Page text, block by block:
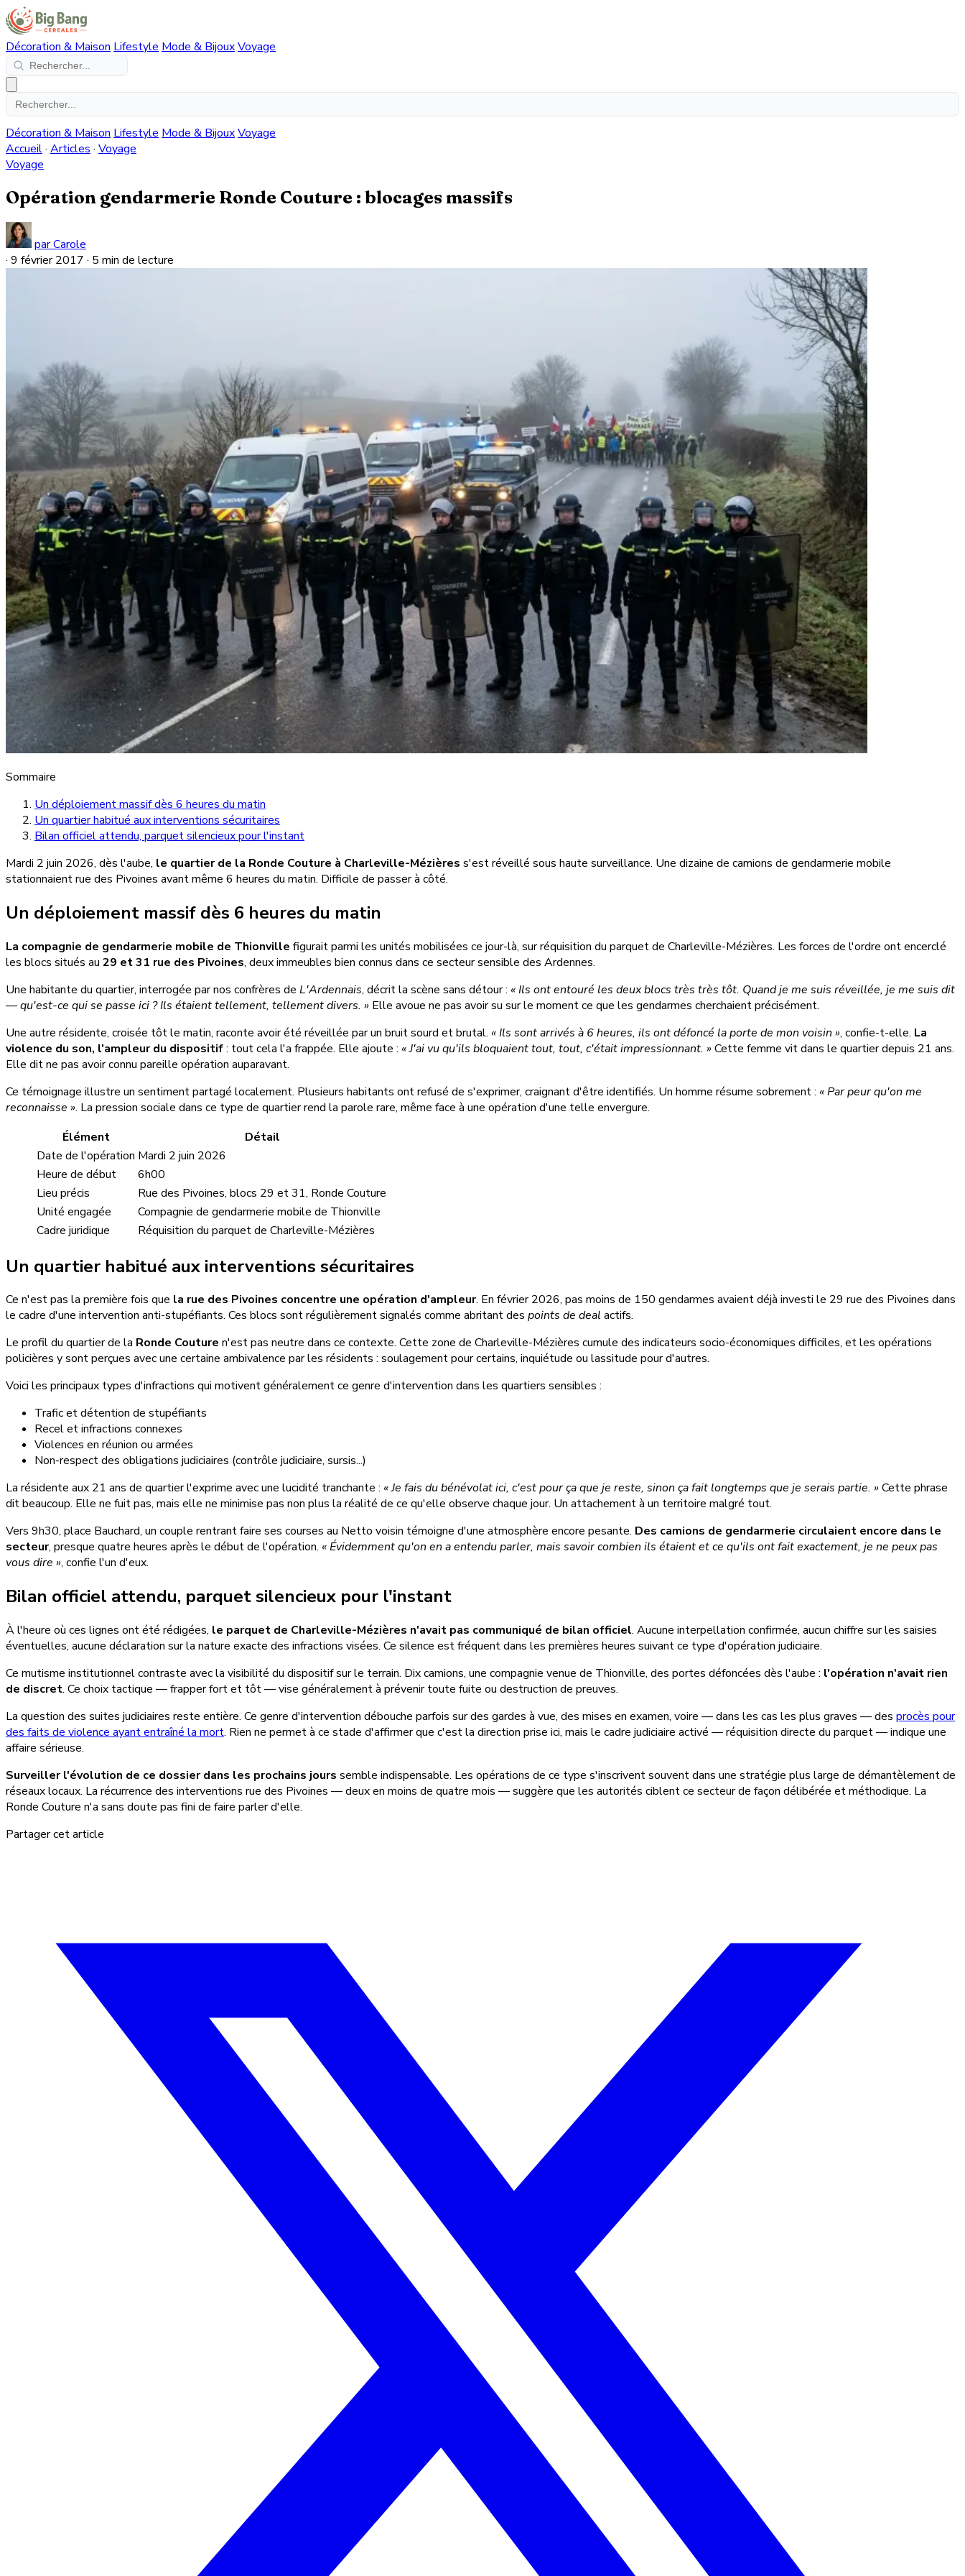
Décoration & Maison Lifestyle Mode & BijouxVoyage
Décoration & Maison Lifestyle Mode & BijouxVoyage
Accueil· Articles · Voyage
Voyage
Opération gendarmerie Ronde Couture : blocages massifs
par Carole
· 9 février 2017 · 5 min de lecture
Sommaire
Un déploiement massif dès 6 heures du matin
Un quartier habitué aux interventions sécuritaires
Bilan officiel attendu, parquet silencieux pour l'instant
Mardi 2 juin 2026, dès l'aube, le quartier de la Ronde Couture à Charleville-Mézières s'est réveillé sous haute surveillance. Une dizaine de camions de gendarmerie mobile
stationnaient rue des Pivoines avant même 6 heures du matin. Difficile de passer à côté.
Un déploiement massif dès 6 heures du matin
La compagnie de gendarmerie mobile de Thionville figurait parmi les unités mobilisées ce jour-là, sur réquisition du parquet de Charleville-Mézières. Les forces de l'ordre ont encerclé
les blocs situés au 29 et 31 rue des Pivoines, deux immeubles bien connus dans ce secteur sensible des Ardennes.
Une habitante du quartier, interrogée par nos confrères de L'Ardennais, décrit la scène sans détour : « Ils ont entouré les deux blocs très très tôt. Quand je me suis réveillée, je me suis dit
— qu'est-ce qui se passe ici ? Ils étaient tellement, tellement divers. » Elle avoue ne pas avoir su sur le moment ce que les gendarmes cherchaient précisément.
Une autre résidente, croisée tôt le matin, raconte avoir été réveillée par un bruit sourd et brutal. « Ils sont arrivés à 6 heures, ils ont défoncé la porte de mon voisin », confie-t-elle. La
violence du son, l'ampleur du dispositif: tout cela l'a frappée. Elle ajoute : « J'ai vu qu'ils bloquaient tout, tout, c'était impressionnant. »Cette femme vit dans le quartier depuis 21 ans.
Elle dit ne pas avoir connu pareille opération auparavant.
Ce témoignage illustre un sentiment partagé localement. Plusieurs habitants ont refusé de s'exprimer, craignant d'être identifiés. Un homme résume sobrement : « Par peur qu'on me
reconnaisse ». La pression sociale dans ce type de quartier rend la parole rare, même face à une opération d'une telle envergure.
Élément
Détail
Date de l'opération Mardi 2 juin 2026
Heure de début
6h00
Lieu précis
Rue des Pivoines, blocs 29 et 31, Ronde Couture
Unité engagée
Compagnie de gendarmerie mobile de Thionville
Cadre juridique
Réquisition du parquet de Charleville-Mézières
Un quartier habitué aux interventions sécuritaires
Ce n'est pas la première fois que la rue des Pivoines concentre une opération d'ampleur. En février 2026, pas moins de 150 gendarmes avaient déjà investi le 29 rue des Pivoines dans
le cadre d'une intervention anti-stupéfiants. Ces blocs sont régulièrement signalés comme abritant des points de deal actifs.
Le profil du quartier de la Ronde Couture n'est pas neutre dans ce contexte. Cette zone de Charleville-Mézières cumule des indicateurs socio-économiques difficiles, et les opérations
policières y sont perçues avec une certaine ambivalence par les résidents : soulagement pour certains, inquiétude ou lassitude pour d'autres.
Voici les principaux types d'infractions qui motivent généralement ce genre d'intervention dans les quartiers sensibles :
Trafic et détention de stupéfiants
Recel et infractions connexes
Violences en réunion ou armées
Non-respect des obligations judiciaires (contrôle judiciaire, sursis...)
La résidente aux 21 ans de quartier l'exprime avec une lucidité tranchante : « Je fais du bénévolat ici, c'est pour ça que je reste, sinon ça fait longtemps que je serais partie. »Cette phrase
dit beaucoup. Elle ne fuit pas, mais elle ne minimise pas non plus la réalité de ce qu'elle observe chaque jour. Un attachement à un territoire malgré tout.
Vers 9h30, place Bauchard, un couple rentrant faire ses courses au Netto voisin témoigne d'une atmosphère encore pesante. Des camions de gendarmerie circulaient encore dans le
secteur, presque quatre heures après le début de l'opération. « Évidemment qu'on en a entendu parler, mais savoir combien ils étaient et ce qu'ils ont fait exactement, je ne peux pas
vous dire », confie l'un d'eux.
Bilan officiel attendu, parquet silencieux pour l'instant
À l'heure où ces lignes ont été rédigées, le parquet de Charleville-Mézières n'avait pas communiqué de bilan officiel. Aucune interpellation confirmée, aucun chiffre sur les saisies
éventuelles, aucune déclaration sur la nature exacte des infractions visées. Ce silence est fréquent dans les premières heures suivant ce type d'opération judiciaire.
Ce mutisme institutionnel contraste avec la visibilité du dispositif sur le terrain. Dix camions, une compagnie venue de Thionville, des portes défoncées dès l'aube : l'opération n'avait rien
de discret. Ce choix tactique — frapper fort et tôt — vise généralement à prévenir toute fuite ou destruction de preuves.
La question des suites judiciaires reste entière. Ce genre d'intervention débouche parfois sur des gardes à vue, des mises en examen, voire — dans les cas les plus graves — des procès pour
des faits de violence ayant entraîné la mort. Rien ne permet à ce stade d'affirmer que c'est la direction prise ici, mais le cadre judiciaire activé — réquisition directe du parquet — indique une
affaire sérieuse.
Surveiller l'évolution de ce dossier dans les prochains jours semble indispensable. Les opérations de ce type s'inscrivent souvent dans une stratégie plus large de démantèlement de
réseaux locaux. La récurrence des interventions rue des Pivoines — deux en moins de quatre mois — suggère que les autorités ciblent ce secteur de façon délibérée et méthodique. La
Ronde Couture n'a sans doute pas fini de faire parler d'elle.
Partager cet article